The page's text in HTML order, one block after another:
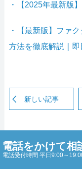
・【2025年最新版
・【最新版】ファ
方法を徹底解説｜
新しい記事
電話をかけて相
電話受付時間 平日9:00～